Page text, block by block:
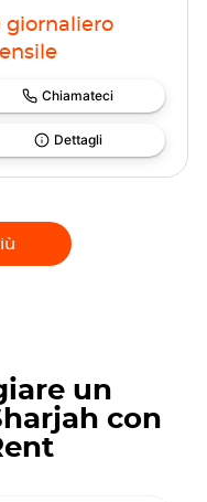
giornaliero
Chiamateci
Dettagli
un
con